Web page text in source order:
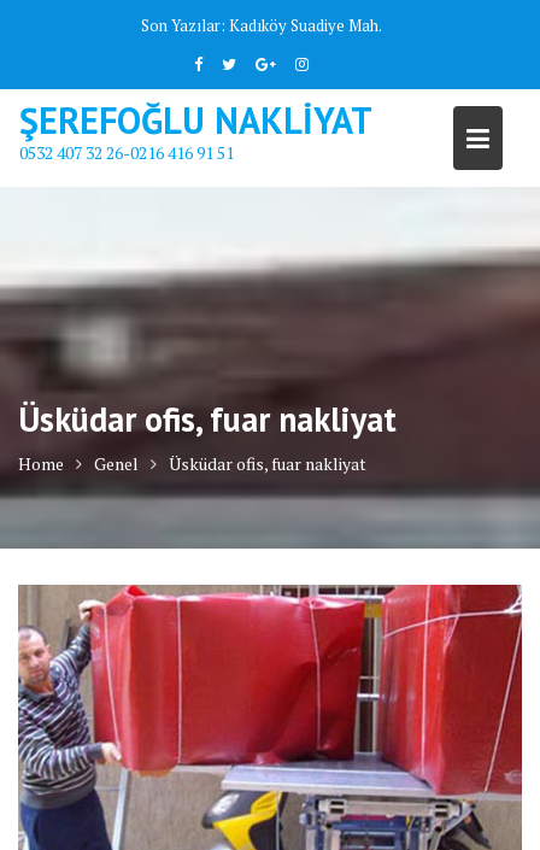
Son Yazılar: Kadıköy Suadiye Mah.
ŞEREFOĞLU NAKLİYAT
0532 407 32 26-0216 416 91 51
Üsküdar ofis, fuar nakliyat
Home Genel Üsküdar ofis, fuar nakliyat